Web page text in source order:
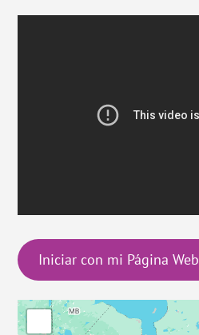
Iniciar con mi Página Web